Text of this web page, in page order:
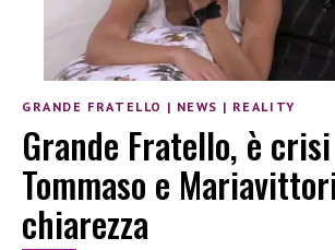
GRANDE FRATELLO | NEWS | REALITY
Grande Fratello, è
Tommaso e
chiarezza